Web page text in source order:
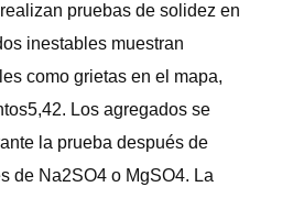
pruebas de solidez en
inestables muestran
como grietas en el mapa,
Los agregados se
la prueba después de
de Na2SO4 o MgSO4. La